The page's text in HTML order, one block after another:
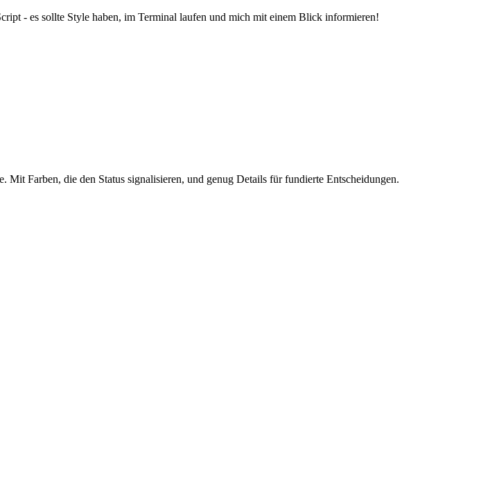
- es sollte Style haben, im Terminal laufen und mich mit einem Blick informieren!
Farben, die den Status signalisieren, und genug Details für fundierte Entscheidungen.